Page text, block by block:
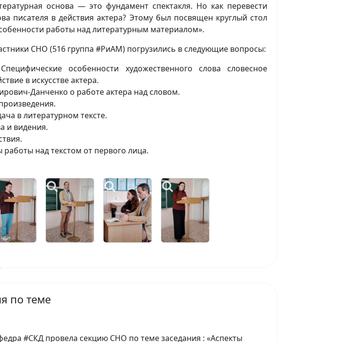
основа — это фундамент спектакля. Но как перевести
писателя в действия актера? Этому был посвящен круглый стол
работы над литературным материалом».
СНО (516 группа #РиАМ) погрузились в следующие вопросы:
особенности художественного слова словесное
в искусстве актера.
Данченко о работе актера над словом.
в литературном тексте.
и видения.
над текстом от первого лица.
по теме
#СКД провела секцию СНО по теме заседания : «Аспекты